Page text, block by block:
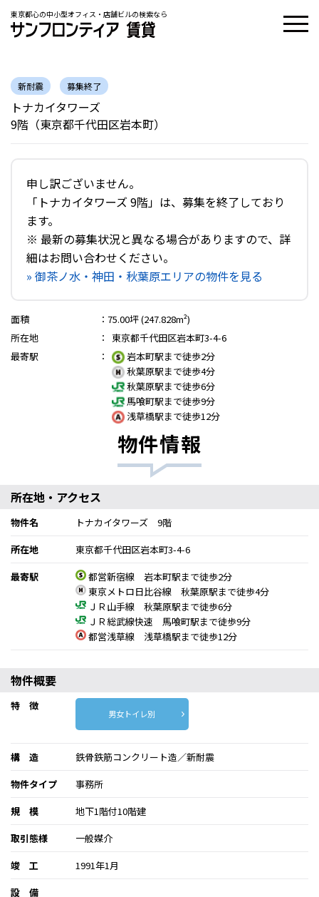
東京都心の中小型オフィス・店舗ビルの検索なら
新耐震 募集終了
トナカイタワーズ
9階（東京都千代田区岩本町）
申し訳ございません。
「トナカイタワーズ 9階」は、募集を終了しており
ます。
※ 最新の募集状況と異なる場合がありますので、詳
細はお問い合わせください。
» 御茶ノ水・神田・秋葉原エリアの物件を見る
面積 ： 75.00坪 (247.828m²)
所在地
：
東京都千代田区岩本町3-4-6
最寄駅
：
岩本町駅まで徒歩2分
秋葉原駅まで徒歩4分
秋葉原駅まで徒歩6分
馬喰町駅まで徒歩9分
浅草橋駅まで徒歩12分
物件情報
所在地・アクセス
物件名
トナカイタワーズ 9階
所在地
東京都千代田区岩本町3-4-6
最寄駅
都営新宿線 岩本町駅まで徒歩2分
東京メトロ日比谷線 秋葉原駅まで徒歩4分
ＪＲ山手線 秋葉原駅まで徒歩6分
ＪＲ総武線快速 馬喰町駅まで徒歩9分
都営浅草線 浅草橋駅まで徒歩12分
物件概要
特 徴
男女トイレ別
構 造
鉄骨鉄筋コンクリート造／新耐震
物件タイプ
事務所
規 模
地下1階付10階建
取引態様
一般媒介
竣 工
1991年1月
設 備